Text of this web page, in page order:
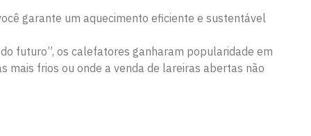
garante um aquecimento eficiente e sustentável
futuro”, os calefatores ganharam popularidade em
mais frios ou onde a venda de lareiras abertas não